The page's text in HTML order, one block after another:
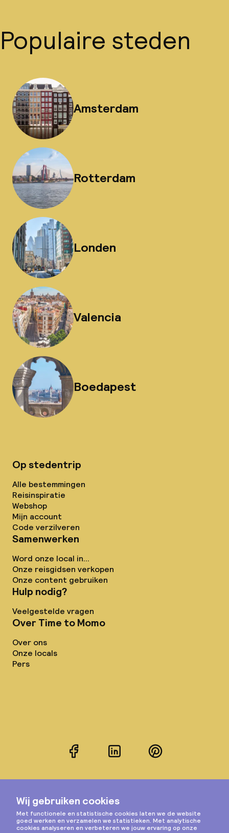
Populaire steden
Amsterdam
Rotterdam
Londen
Valencia
Boedapest
Op stedentrip
Alle bestemmingen
Reisinspiratie
Webshop
Mijn account
Code verzilveren
Samenwerken
Word onze local in...
Onze reisgidsen verkopen
Onze content gebruiken
Hulp nodig?
Veelgestelde vragen
Over Time to Momo
Over ons
Onze locals
Pers
FacebookLinkedInPinterest
Instagram